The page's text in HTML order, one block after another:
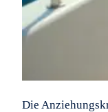
Die